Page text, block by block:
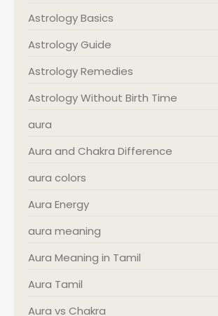
Astrology Basics
Astrology Guide
Astrology Remedies
Astrology Without Birth Time
aura
Aura and Chakra Difference
aura colors
Aura Energy
aura meaning
Aura Meaning in Tamil
Aura Tamil
Aura vs Chakra